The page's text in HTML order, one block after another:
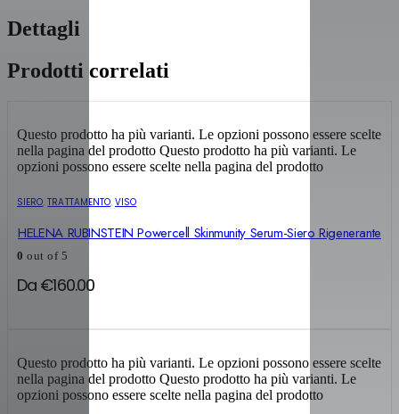
Dettagli
Prodotti correlati
Questo prodotto ha più varianti. Le opzioni possono essere scelte
nella pagina del prodotto Questo prodotto ha più varianti. Le
opzioni possono essere scelte nella pagina del prodotto
SIERO,TRATTAMENTO,VISO
HELENA RUBINSTEIN Powercell Skinmunity Serum-Siero Rigenerante
0 out of 5
Da €160.00
Questo prodotto ha più varianti. Le opzioni possono essere scelte
nella pagina del prodotto Questo prodotto ha più varianti. Le
opzioni possono essere scelte nella pagina del prodotto